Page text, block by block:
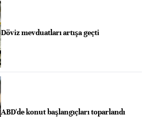
Döviz mevduatları artışa geçti
ABD'de konut başlangıçları toparlandı